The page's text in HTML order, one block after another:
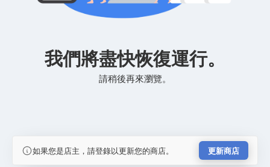
我們將盡快恢復運行。
請稍後再來瀏覽。
如果您是店主，請登錄以更新您的商店。 更新商店